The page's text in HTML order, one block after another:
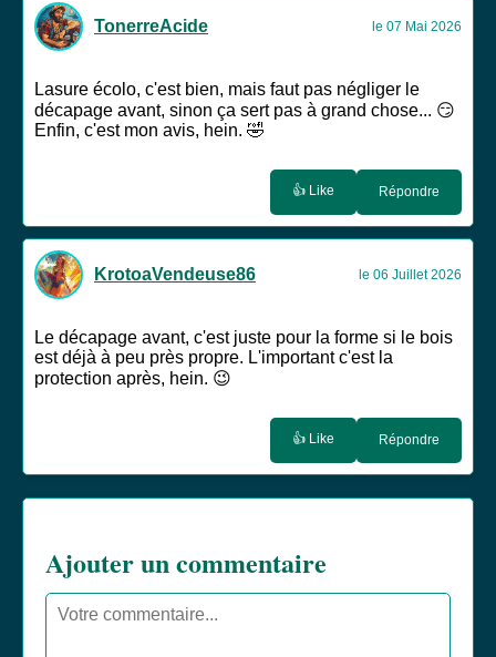
TonerreAcide le 07 Mai 2026
Lasure écolo, c'est bien, mais faut pas négliger le
décapage avant, sinon ça sert pas à grand chose... 😏
Enfin, c'est mon avis, hein. 🤣
👍 Like Répondre
KrotoaVendeuse86 le 06 Juillet 2026
Le décapage avant, c'est juste pour la forme si le bois
est déjà à peu près propre. L'important c'est la
protection après, hein. 😉
👍 Like Répondre
Ajouter un commentaire